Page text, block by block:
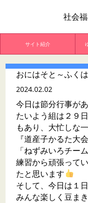
社会
サイト紹介
おにはそと～ふく
2024.02.02
今日は節分行事が
たいよう組は２９
もあり、大忙しな
『道産子かるた大
「ねずみいろチー
練習から頑張って
たと思います
そして、今日は１
みんな楽しく豆ま